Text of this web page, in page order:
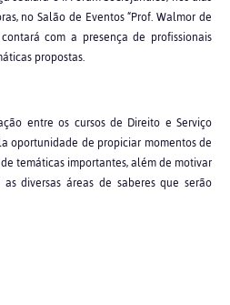
no Salão de Eventos “Prof. Walmor de
com a presença de profissionais
propostas.
entre os cursos de Direito e Serviço
oportunidade de propiciar momentos de
temáticas importantes, além de motivar
diversas áreas de saberes que serão